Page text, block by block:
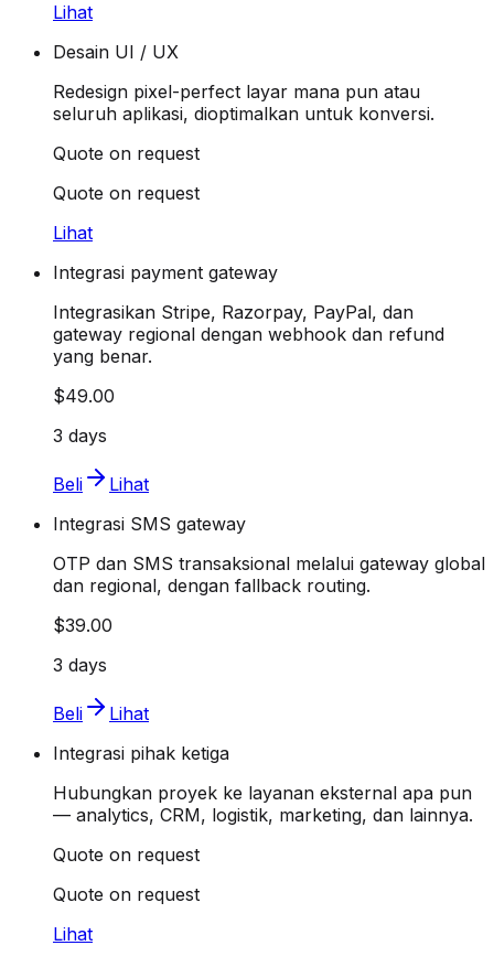
Lihat
Desain UI / UX
Redesign pixel-perfect layar mana pun atau
seluruh aplikasi, dioptimalkan untuk konversi.
Quote on request
Quote on request
Lihat
Integrasi payment gateway
Integrasikan Stripe, Razorpay, PayPal, dan
gateway regional dengan webhook dan refund
yang benar.
$49.00
3 days
Beli
Lihat
Integrasi SMS gateway
OTP dan SMS transaksional melalui gateway global
dan regional, dengan fallback routing.
$39.00
3 days
Beli
Lihat
Integrasi pihak ketiga
Hubungkan proyek ke layanan eksternal apa pun
— analytics, CRM, logistik, marketing, dan lainnya.
Quote on request
Quote on request
Lihat